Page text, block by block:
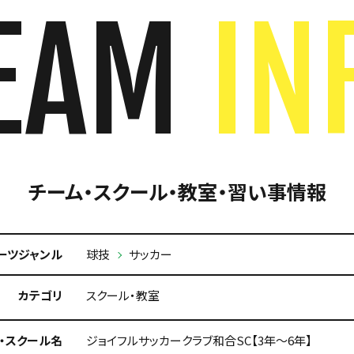
チーム・スクール・教室・習い事情報
ツジャンル 球技 サッカー
カテゴリ スクール・教室
スクール名 ジョイフルサッカークラブ和合SC【3年～6年】